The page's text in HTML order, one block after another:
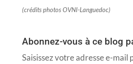
(crédits photos OVNI-Languedoc)
Abonnez-vous à ce blog
Saisissez votre adresse e-mail